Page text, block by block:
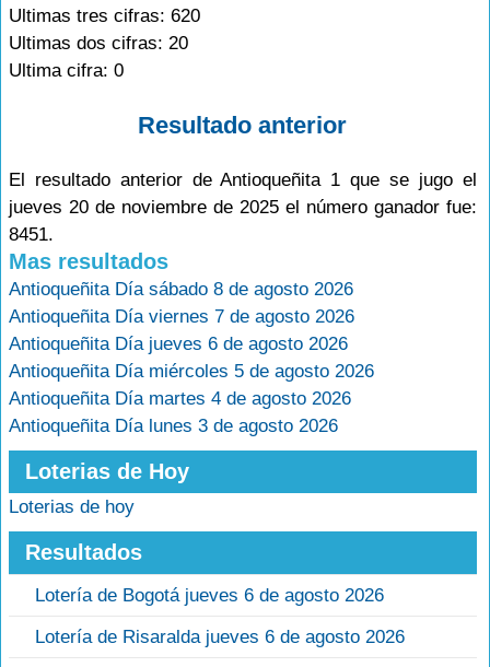
Ultimas tres cifras: 620
Ultimas dos cifras: 20
Ultima cifra: 0
Resultado anterior
El resultado anterior de Antioqueñita 1 que se jugo el
jueves 20 de noviembre de 2025 el número ganador fue:
8451.
Mas resultados
Antioqueñita Día sábado 8 de agosto 2026
Antioqueñita Día viernes 7 de agosto 2026
Antioqueñita Día jueves 6 de agosto 2026
Antioqueñita Día miércoles 5 de agosto 2026
Antioqueñita Día martes 4 de agosto 2026
Antioqueñita Día lunes 3 de agosto 2026
Loterias de Hoy
Loterias de hoy
Resultados
Lotería de Bogotá jueves 6 de agosto 2026
Lotería de Risaralda jueves 6 de agosto 2026